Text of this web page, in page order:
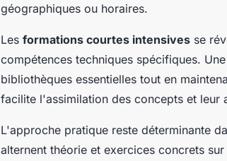
géographiques ou horaires.
Les formations courtes intensives se
compétences techniques spécifiques.
bibliothèques essentielles tout en
facilite l'assimilation des concepts et leur
L'approche pratique reste déterminante
alternent théorie et exercices concrets